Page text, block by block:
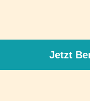
Jetzt